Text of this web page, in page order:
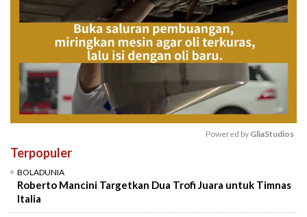
Powered by GliaStudios
Terpopuler
BOLADUNIA
Roberto Mancini Targetkan Dua Trofi Juara untuk Timnas
Italia